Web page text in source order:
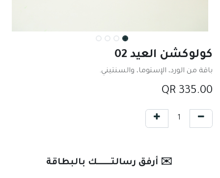
كولوكشن العيد 02
باقة من الورد، الإستوما، والسنتيني.
335.00
✉️ أرفق رسالتـــــــك بالبطاقة